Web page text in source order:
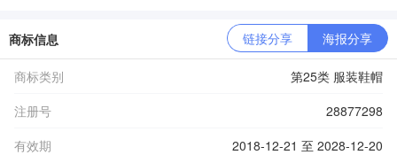
商标信息 链接分享 海报分享
商标类别
第25类 服装鞋帽
注册号
28877298
有效期
2018-12-21 至 2028-12-20